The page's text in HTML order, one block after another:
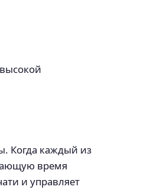
Когда каждый из
время
и управляет